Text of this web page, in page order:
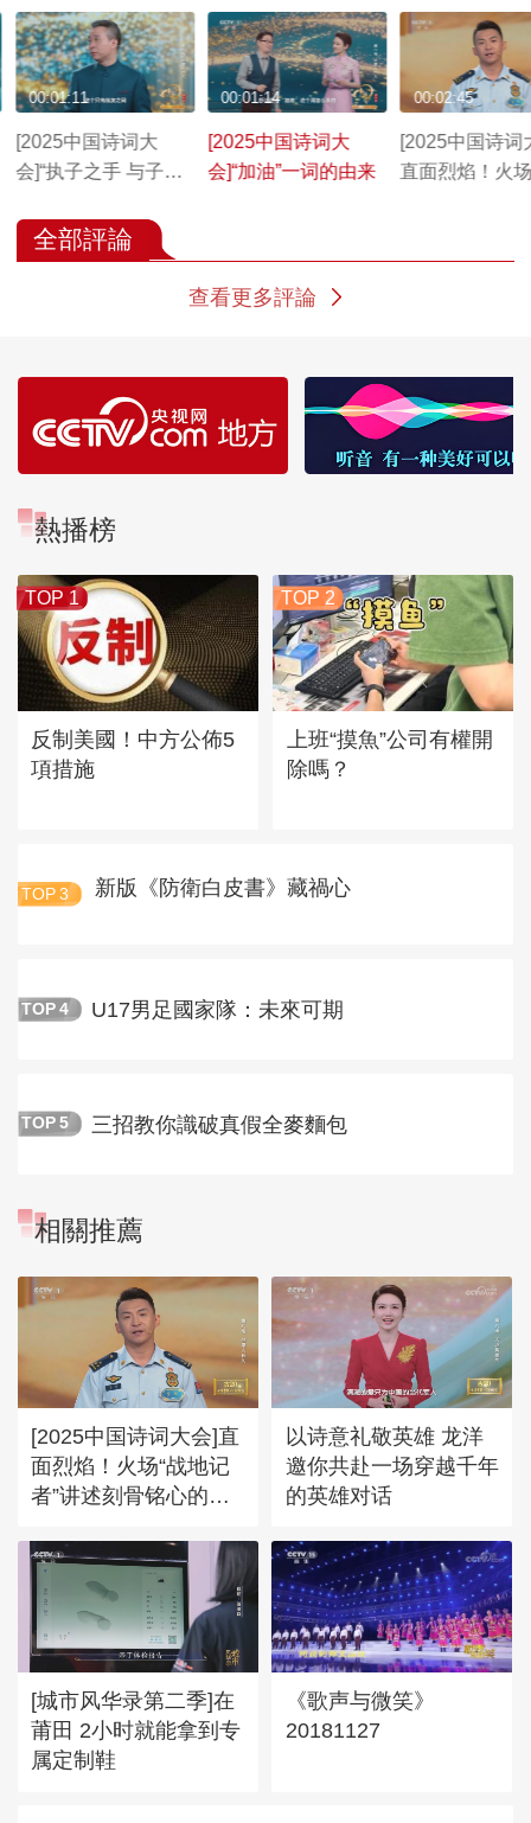
[2025中国诗词大
会]“执子之手 与子偕
是战友情
00:01:11
[2025中国诗词大
会]“加油”一词的由来
00:01:14
[2025中国诗词
直面烈焰！火
00:02:45
全部評論
查看更多評論
熱播榜
TOP 1
反制美國！中方公佈5
項措施
TOP 2
上班“摸魚”公司有權開
除嗎？
TOP 3 新版《防衛白皮書》藏禍心
TOP 4 U17男足國家隊：未來可期
TOP 5 三招教你識破真假全麥麵包
相關推薦
[2025中国诗词大会]直
面烈焰！火场“战地记
者”讲述刻骨铭心的瞬
以诗意礼敬英雄 龙洋
邀你共赴一场穿越千年
的英雄对话
[城市风华录第二季]在
莆田 2小时就能拿到专
属定制鞋
《歌声与微笑》
20181127